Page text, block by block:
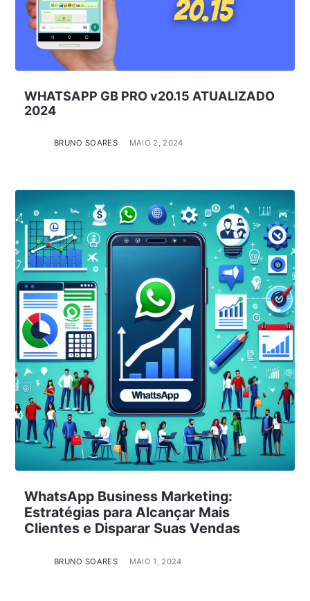
WHATSAPP GB PRO v20.15 ATUALIZADO
2024
BRUNO SOARES MAIO 2, 2024
WhatsApp Business Marketing:
Estratégias para Alcançar Mais
Clientes e Disparar Suas Vendas
BRUNO SOARES MAIO 1, 2024